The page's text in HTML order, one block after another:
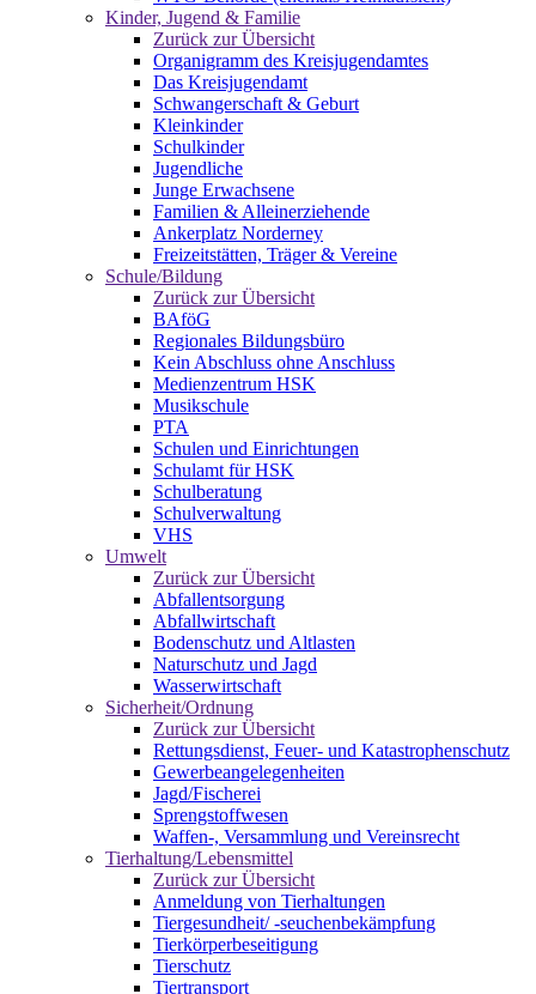
Kinder, Jugend & Familie
Zurück zur Übersicht
Organigramm des Kreisjugendamtes
Das Kreisjugendamt
Schwangerschaft & Geburt
Kleinkinder
Schulkinder
Jugendliche
Junge Erwachsene
Familien & Alleinerziehende
Ankerplatz Norderney
Freizeitstätten, Träger & Vereine
Schule/Bildung
Zurück zur Übersicht
BAföG
Regionales Bildungsbüro
Kein Abschluss ohne Anschluss
Medienzentrum HSK
Musikschule
PTA
Schulen und Einrichtungen
Schulamt für HSK
Schulberatung
Schulverwaltung
VHS
Umwelt
Zurück zur Übersicht
Abfallentsorgung
Abfallwirtschaft
Bodenschutz und Altlasten
Naturschutz und Jagd
Wasserwirtschaft
Sicherheit/Ordnung
Zurück zur Übersicht
Rettungsdienst, Feuer- und Katastrophenschutz
Gewerbeangelegenheiten
Jagd/Fischerei
Sprengstoffwesen
Waffen-, Versammlung und Vereinsrecht
Tierhaltung/Lebensmittel
Zurück zur Übersicht
Anmeldung von Tierhaltungen
Tiergesundheit/ -seuchenbekämpfung
Tierkörperbeseitigung
Tierschutz
Tiertransport